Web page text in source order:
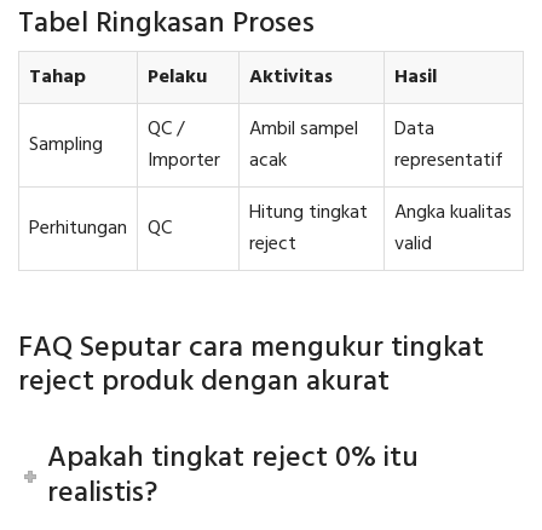
Tabel Ringkasan Proses
Tahap Pelaku Aktivitas Hasil
Sampling
QC /
Importer
Ambil sampel
acak
Data
representatif
Perhitungan QC
Hitung tingkat
reject
Angka kualitas
valid
FAQ Seputar cara mengukur tingkat
reject produk dengan akurat
Apakah tingkat reject 0% itu
realistis?